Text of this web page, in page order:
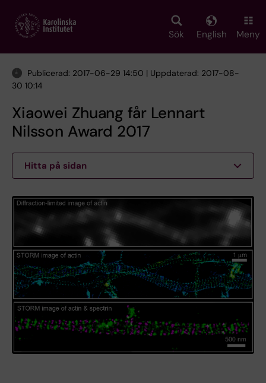
main
Sök English Meny
Publicerad: 2017-06-29 14:50 | Uppdaterad: 2017-08-
30 10:14
Xiaowei Zhuang får Lennart
Nilsson Award 2017
Hitta på sidan